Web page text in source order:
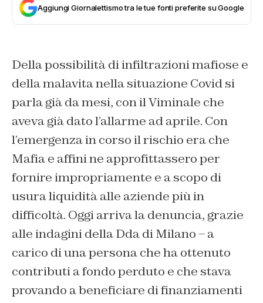
Aggiungi Giornalettismo tra le tue fonti preferite su Google
Della possibilità di infiltrazioni mafiose e
della malavita nella situazione Covid si
parla già da mesi, con il Viminale che
aveva già dato l’allarme ad aprile. Con
l’emergenza in corso il rischio era che
Mafia e affini ne approfittassero per
fornire impropriamente e a scopo di
usura liquidità alle aziende più in
difficoltà. Oggi arriva la denuncia, grazie
alle indagini della Dda di Milano – a
carico di una persona che ha ottenuto
contributi a fondo perduto e che stava
provando a beneficiare di finanziamenti